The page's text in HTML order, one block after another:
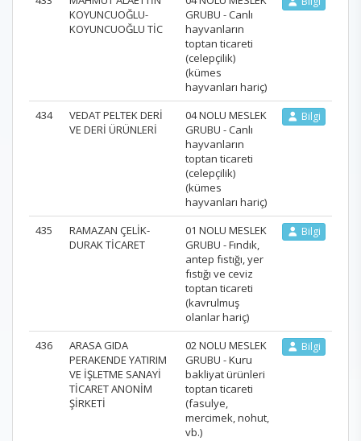
KOYUNCUOĞLU-
KOYUNCUOĞLU TİC
GRUBU - Canlı
hayvanların
toptan ticareti
(celepçilik)
(kümes
hayvanları hariç)
434
VEDAT PELTEK DERİ
VE DERİ ÜRÜNLERİ
04 NOLU MESLEK
GRUBU - Canlı
hayvanların
toptan ticareti
(celepçilik)
(kümes
hayvanları hariç)
Bilgi
435
RAMAZAN ÇELİK-
DURAK TİCARET
01 NOLU MESLEK
GRUBU - Fındık,
antep fıstığı, yer
fıstığı ve ceviz
toptan ticareti
(kavrulmuş
olanlar hariç)
Bilgi
436
ARASA GIDA
PERAKENDE YATIRIM
VE İŞLETME SANAYİ
TİCARET ANONİM
ŞİRKETİ
02 NOLU MESLEK
GRUBU - Kuru
bakliyat ürünleri
toptan ticareti
(fasulye,
mercimek, nohut,
vb.)
Bilgi